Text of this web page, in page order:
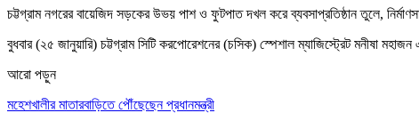
চট্টগ্রাম নগরের বায়েজিদ সড়কের উভয় পাশ ও ফুটপাত দখল করে ব্যবসাপ্রতিষ্ঠান তুলে,
বুধবার (২৫ জানুয়ারি) চট্টগ্রাম সিটি করপোরেশনের (চসিক) স্পেশাল ম্যাজিস্ট্রেট মনীষা
আরো পড়ুন
মহেশখালীর মাতারবাড়িতে পৌঁছেছেন প্রধানমন্ত্রী